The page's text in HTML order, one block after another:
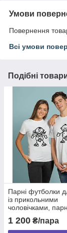
Умови
Повернення
Всі умови
Подібні
Парні футболки
із прикольними
чоловічками,
майки для
подарунок 14
1 200 ₴/пара